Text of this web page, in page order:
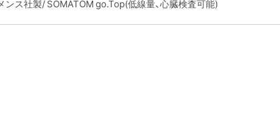
ンス社製/ SOMATOM go.Top(低線量、心臓検査可能)